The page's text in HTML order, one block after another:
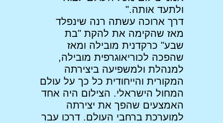
ולתעד אותה."
דרך ארוכה עשתה רנה שינפלד
מאז שהקימה את להקת "בת
שבע" כרקדנית מובילה ומאז
שהפכה לכוריאוגרפית מובילה,
למנהלת ולמשפיעה ביצירתה
המקורית והייחודית כל כך על עולם
המחול הישראלי. הצילום היה אחד
האמצעים שהפך את יצירתה
למוערכת ברחבי העולם. דרכו עבר